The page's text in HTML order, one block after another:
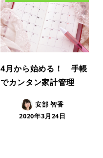
4月から始める！ 手帳
でカンタン家計管理
安部 智香
2020年3月24日